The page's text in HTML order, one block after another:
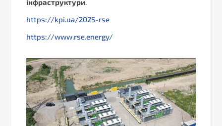
інфраструктури.
https://kpi.ua/2025-rse
https://www.rse.energy/